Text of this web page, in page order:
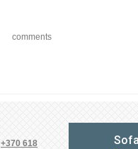
comments
+370 618